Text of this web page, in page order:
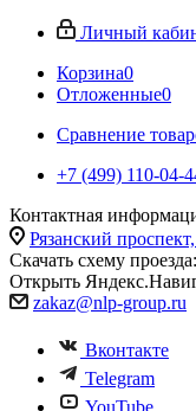
Личный
Корзина0
Отложенные0
Сравнение
+7 (499) 110-04-
Контактная
Рязанский
Скачать схему
Открыть
zakaz@nlp-group.ru
Вконтакте
Telegram
YouTube